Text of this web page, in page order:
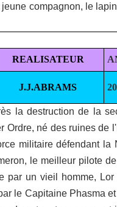
jeune compagnon, le
REALISATEUR
J.J.ABRAMS
la destruction de la
Ordre, né des ruines de
militaire défendant
le meilleur pilote
par un vieil homme,
le Capitaine Phasma